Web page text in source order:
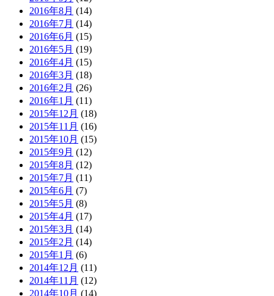
2016年8月 (14)
2016年7月 (14)
2016年6月 (15)
2016年5月 (19)
2016年4月 (15)
2016年3月 (18)
2016年2月 (26)
2016年1月 (11)
2015年12月 (18)
2015年11月 (16)
2015年10月 (15)
2015年9月 (12)
2015年8月 (12)
2015年7月 (11)
2015年6月 (7)
2015年5月 (8)
2015年4月 (17)
2015年3月 (14)
2015年2月 (14)
2015年1月 (6)
2014年12月 (11)
2014年11月 (12)
2014年10月 (14)